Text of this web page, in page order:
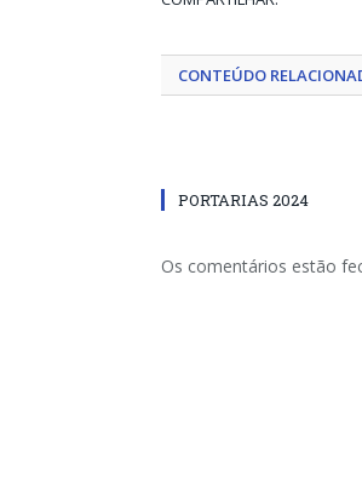
CONTEÚDO
PORTARIAS 2024
Os comentários estão